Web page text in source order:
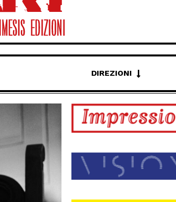
DIREZIONI